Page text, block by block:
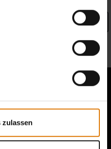
zulassenGrillern lesen